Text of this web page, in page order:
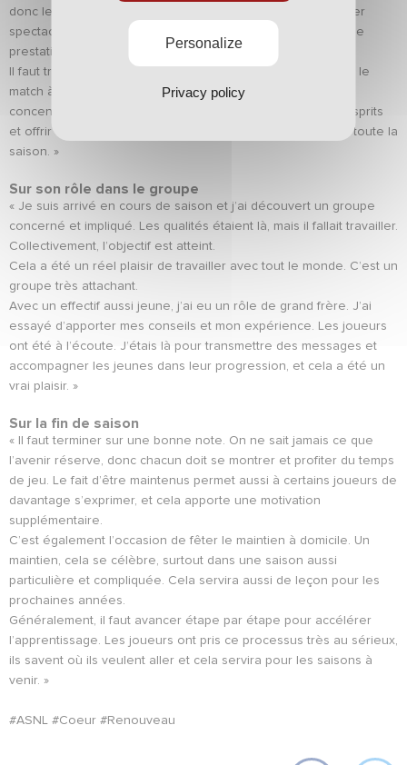
donc le principal est fait. Maintenant, on peut offrir un dernier
spectacle à domicile et on fera tout pour proposer une belle
prestation et un bon résultat.
Il faut trouver le bon équilibre : se faire plaisir sans prendre le
match à la légère. Il faudra garder la même intensité, rester
concentrés et aller chercher la victoire pour marquer les esprits
et offrir un beau spectacle à notre public, qui nous a suivis toute la
saison. »
Sur son rôle dans le groupe
« Je suis arrivé en cours de saison et j’ai découvert un groupe
concerné et impliqué. Les qualités étaient là, mais il fallait travailler.
Collectivement, l’objectif est atteint.
Cela a été un réel plaisir de travailler avec tout le monde. C’est un
groupe très attachant.
Avec un effectif aussi jeune, j’ai eu un rôle de grand frère. J’ai
essayé d’apporter mes conseils et mon expérience. Les joueurs
ont été à l’écoute. J’étais là pour transmettre des messages et
accompagner les jeunes dans leur progression, et cela a été un
vrai plaisir. »
Sur la fin de saison
« Il faut terminer sur une bonne note. On ne sait jamais ce que
l’avenir réserve, donc chacun doit se montrer et profiter du temps
de jeu. Le fait d’être maintenus permet aussi à certains joueurs de
davantage s’exprimer, et cela apporte une motivation
supplémentaire.
C’est également l’occasion de fêter le maintien à domicile. Un
maintien, cela se célèbre, surtout dans une saison aussi
particulière et compliquée. Cela servira aussi de leçon pour les
prochaines années.
Généralement, il faut avancer étape par étape pour accélérer
l’apprentissage. Les joueurs ont pris ce processus très au sérieux,
ils savent où ils veulent aller et cela servira pour les saisons à
venir. »
#ASNL #Coeur #Renouveau
Personalize
Privacy policy